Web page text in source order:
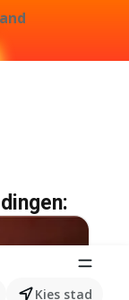
Kies stad